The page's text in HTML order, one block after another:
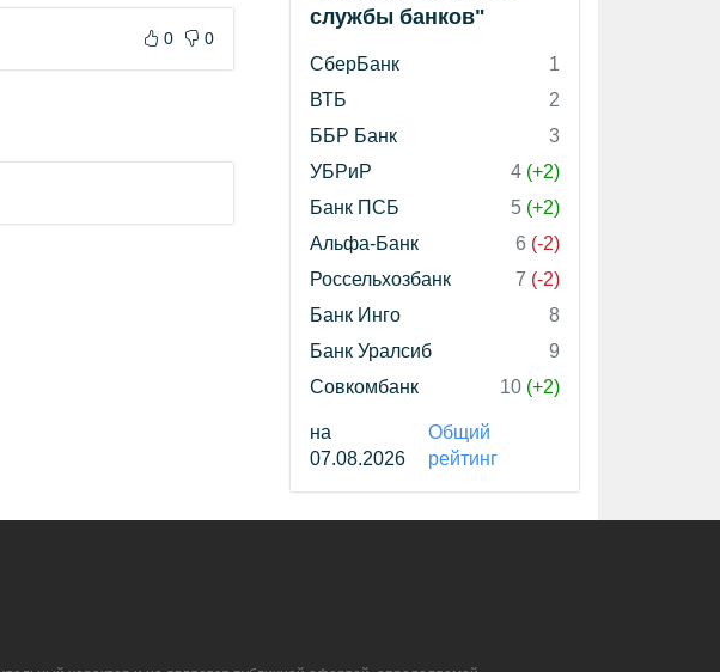
0 0
службы банков"
СберБанк
1
ВТБ
2
ББР Банк
3
УБРиР
4 (+2)
Банк ПСБ
5 (+2)
Альфа-Банк
6 (-2)
Россельхозбанк
7 (-2)
Банк Инго
8
Банк Уралсиб
9
Совкомбанк
10 (+2)
на
07.08.2026
Общий
рейтинг